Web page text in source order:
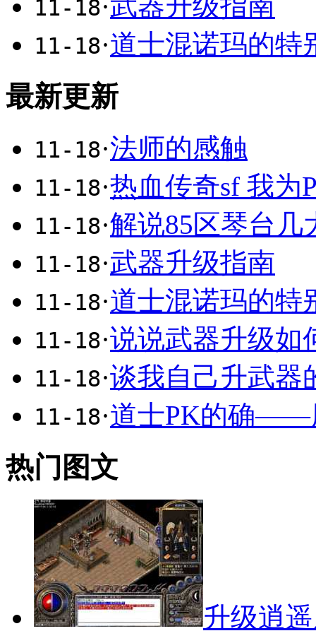
11-18·武器升级指南
11-18·道士混诺玛的特
最新更新
11-18·法师的感触
11-18·热血传奇sf 我为
11-18·解说85区琴台几
11-18·武器升级指南
11-18·道士混诺玛的特
11-18·说说武器升级如
11-18·谈我自己升武器
11-18·道士PK的确――
热门图文
升级逍